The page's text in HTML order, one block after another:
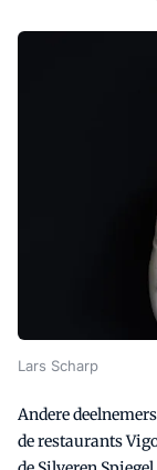
Lars Scharp
Andere
de restaurants